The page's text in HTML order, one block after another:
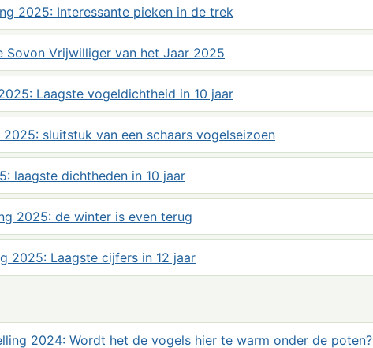
2025: Interessante pieken in de trek
Sovon Vrijwilliger van het Jaar 2025
Laagste vogeldichtheid in 10 jaar
sluitstuk van een schaars vogelseizoen
laagste dichtheden in 10 jaar
2025: de winter is even terug
2025: Laagste cijfers in 12 jaar
2024: Wordt het de vogels hier te warm onder de poten?